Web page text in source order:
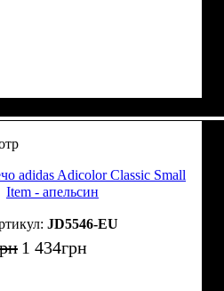
adidas Adicolor Classic Small
Item - апельсин
JD5546-EU
1 434грн